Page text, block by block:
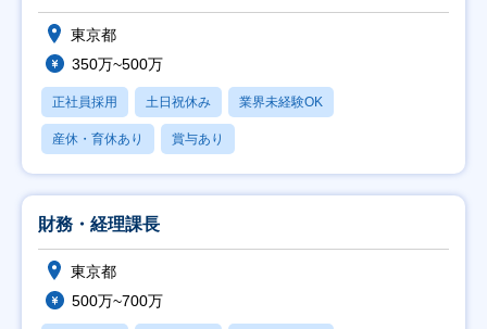
東京都
350万~500万
正社員採用 土日祝休み 業界未経験OK
産休・育休あり 賞与あり
財務・経理課長
東京都
500万~700万